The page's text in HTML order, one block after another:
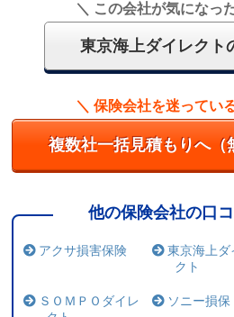
保険料では他社だが顧
の結果東京海上ダイレ
（60代/
に至りました。
（30代/女性/
ロードサービスが使え
がしっかりしていた
（40代/女
弁護士特約が付いてい
助かった。
＼ この会社が気になっ
東京海上ダイレクト
＼ 保険会社を迷ってい
複数社一括見積もりへ（
他の保険会社の口
アクサ損害保険
東京海上ダ
クト
ＳＯＭＰＯダイレ
ソニー損保